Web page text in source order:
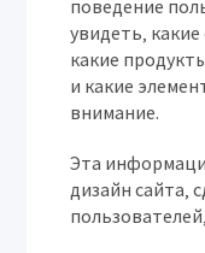
поведение
увидеть‚
какие
и какие
внимание.
Эта
дизайн сайта‚